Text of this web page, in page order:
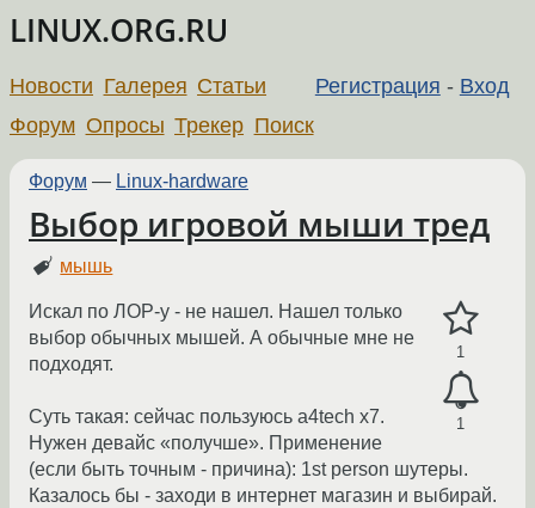
LINUX.ORG.RU
Регистрация - Вход
Новости Галерея Статьи
Форум Опросы Трекер Поиск
Форум — Linux-hardware
Выбор игровой мыши тред
мышь
1
1
Искал по ЛОР-у - не нашел. Нашел только
выбор обычных мышей. А обычные мне не
подходят.
Суть такая: сейчас пользуюсь a4tech x7.
Нужен девайс «получше». Применение
(если быть точным - причина): 1st person шутеры.
Казалось бы - заходи в интернет магазин и выбирай.